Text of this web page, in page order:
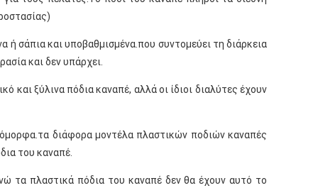
ή σάπια και υποβαθμισμένα.που συντομεύει τη διάρκεια
και δεν υπάρχει.
και ξύλινα πόδια καναπέ, αλλά οι ίδιοι διαλύτες έχουν
διάφορα μοντέλα πλαστικών ποδιών καναπές
του καναπέ.
τα πλαστικά πόδια του καναπέ δεν θα έχουν αυτό το